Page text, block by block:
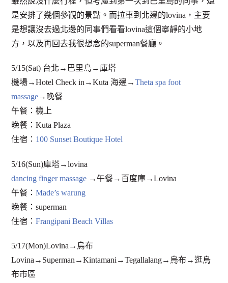
是安排了幾個參觀的景點。而拉車到北邊的lovina，主要
是想讓沒去過北邊的同事們看看lovina這個寧靜的小地
方，以及再回去我很想念的superman餐廳。
5/15(Sat) 台北→巴里島→庫塔
機場→Hotel Check in→Kuta 海邊→Theta spa foot
massage→晚餐
午餐：機上
晚餐：Kuta Plaza
住宿： 100 Sunset Boutique Hotel
5/16(Sun)庫塔→lovina
dancing finger massage →午餐→百度庫→Lovina
午餐：Made’s warung
晚餐：superman
住宿：Frangipani Beach Villas
5/17(Mon)Lovina→烏布
Lovina→Superman→Kintamani→Tegallalang→烏布→逛烏
布市區